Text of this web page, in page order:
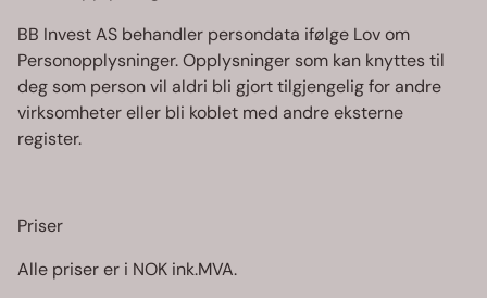
BB Invest AS behandler persondata ifølge Lov om
Personopplysninger. Opplysninger som kan knyttes til
deg som person vil aldri bli gjort tilgjengelig for andre
virksomheter eller bli koblet med andre eksterne
register.
Priser
Alle priser er i NOK ink.MVA.